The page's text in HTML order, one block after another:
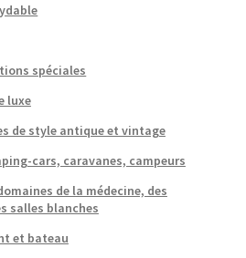
spéciales
luxe
de style antique et vintage
cars, caravanes, campeurs
de la médecine, des
salles blanches
et bateau